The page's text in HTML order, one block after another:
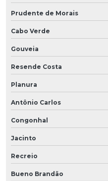
Prudente de Morais
Cabo Verde
Gouveia
Resende Costa
Planura
Antônio Carlos
Congonhal
Jacinto
Recreio
Bueno Brandão